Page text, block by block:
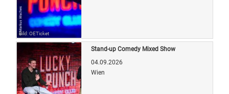
Bild: OETicket
Stand-up Comedy Mixed Show
04.09.2026
Wien